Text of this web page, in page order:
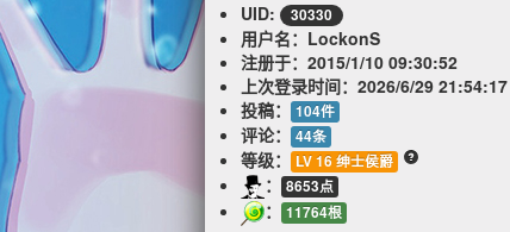
UID: 30330
用户名：LockonS
注册于： 2015/1/10 09:30:52
上次登录时间： 2026/6/29 21:54:17
投稿：
104件
评论： 44条
等级： LV 16 绅士侯爵
： 8653点
： 11764根